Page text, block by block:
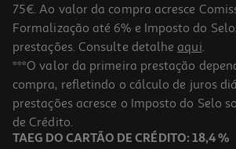
4.0
Ginásio Para Gato Auchan Cinzento Peluche +
40.49 €/un
40,49 €
75€. Ao valor da compra acresce
Formalização até 6% e Imposto do
prestações. Consulte detalhe aqui.
***O valor da primeira prestação
compra, refletindo o cálculo de juros
prestações acresce o Imposto do Selo
de Crédito.
TAEG DO CARTÃO DE CRÉDITO: 18,4 %